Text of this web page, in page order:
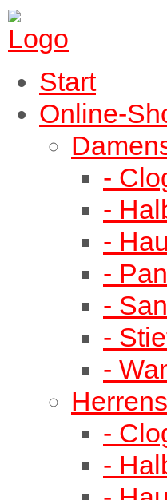
Start
Online-
-
-
-
-
-
-
-
-
-